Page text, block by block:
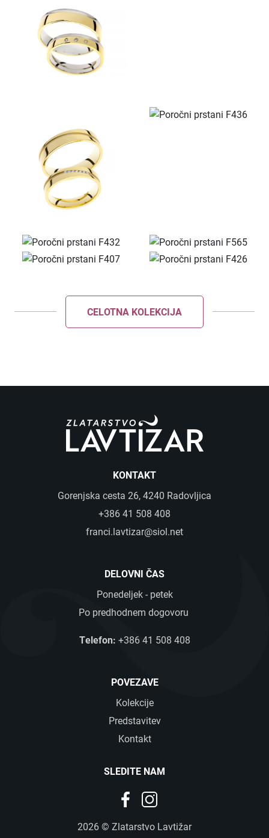
KOLEKCIJA ETERNITY
KOLEKCIJA LINEA
KOLEKCIJA ESENCA
Kontakt
POŠLJI
CELOTNA KOLEKCIJA
KONTAKT
Gorenjska cesta 26, 4240 Radovljica
+386 41 508 408
franci.lavtizar@siol.net
DELOVNI ČAS
Ponedeljek - petek
Po predhodnem dogovoru
Telefon: +386 41 508 408
POVEZAVE
Kolekcije
Predstavitev
Kontakt
SLEDITE NAM
2026 © Zlatarstvo Lavtižar